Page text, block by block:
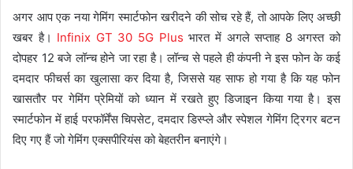
अगर आप एक नया गेमिंग स्मार्टफोन खरीदने की सोच रहे हैं, तो आपके लिए अच्छी
खबर है। Infinix GT 30 5G Plus भारत में अगले सप्ताह 8 अगस्त को
दोपहर 12 बजे लॉन्च होने जा रहा है। लॉन्च से पहले ही कंपनी ने इस फोन के कई
दमदार फीचर्स का खुलासा कर दिया है, जिससे यह साफ हो गया है कि यह फोन
खासतौर पर गेमिंग प्रेमियों को ध्यान में रखते हुए डिजाइन किया गया है। इस
स्मार्टफोन में हाई परफॉर्मेंस चिपसेट, दमदार डिस्प्ले और स्पेशल गेमिंग ट्रिगर बटन
दिए गए हैं जो गेमिंग एक्सपीरियंस को बेहतरीन बनाएंगे।